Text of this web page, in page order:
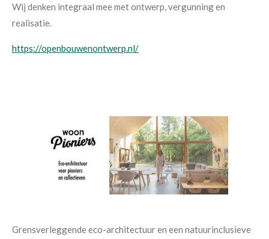
Wij denken integraal mee met ontwerp, vergunning en
realisatie.
https://openbouwenontwerp.nl/
Grensverleggende eco-architectuur en een natuurinclusieve